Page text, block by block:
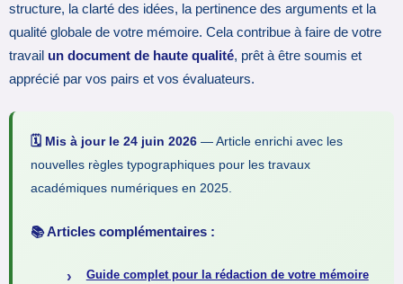
structure, la clarté des idées, la pertinence des arguments et la
qualité globale de votre mémoire. Cela contribue à faire de votre
travail un document de haute qualité, prêt à être soumis et
apprécié par vos pairs et vos évaluateurs.
🗓️ Mis à jour le 24 juin 2026 — Article enrichi avec les
nouvelles règles typographiques pour les travaux
académiques numériques en 2025.
📚 Articles complémentaires :
Guide complet pour la rédaction de votre mémoire